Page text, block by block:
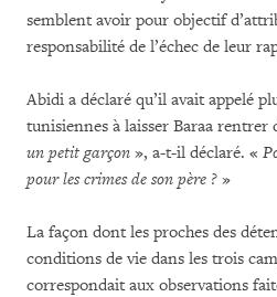
semblent avoir pour objectif
responsabilité de l’échec de leur
Abidi a déclaré qu’il avait appelé
tunisiennes à laisser Baraa rentrer
un petit garçon », a-t-il déclaré. «
pour les crimes de son père ? »
La façon dont les proches des
conditions de vie dans les trois
correspondait aux observations